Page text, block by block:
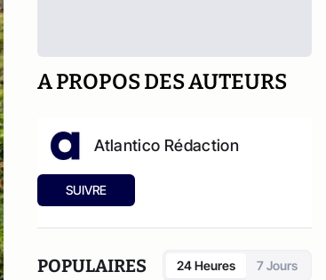
A PROPOS DES AUTEURS
Atlantico Rédaction
SUIVRE
POPULAIRES 24 Heures 7 Jours